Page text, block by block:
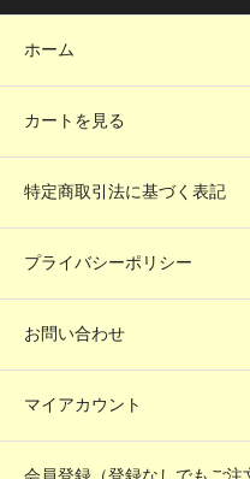
ホーム
カートを見る
特定商取引法に基づく表記
プライバシーポリシー
お問い合わせ
マイアカウント
会員登録（登録なしでもご注